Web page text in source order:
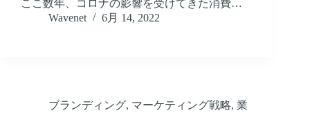
ここ数年、コロナの影響を受けてきた消費…
Wavenet
6月 14, 2022
ブランディング, マーケティング戦略, 業